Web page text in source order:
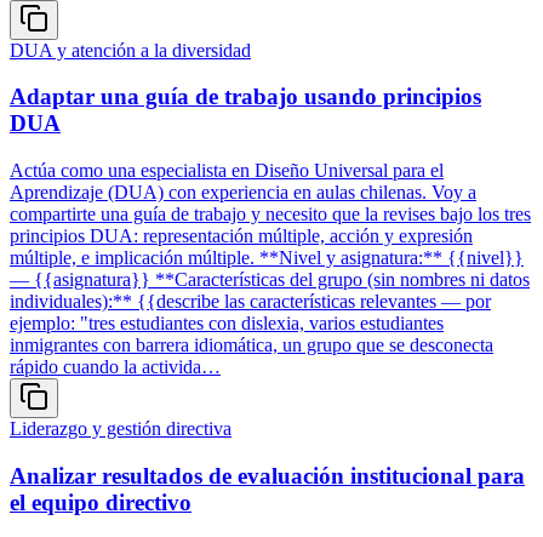
DUA y atención a la diversidad
Adaptar una guía de trabajo usando principios
DUA
Actúa como una especialista en Diseño Universal para el
Aprendizaje (DUA) con experiencia en aulas chilenas. Voy a
compartirte una guía de trabajo y necesito que la revises bajo los tres
principios DUA: representación múltiple, acción y expresión
múltiple, e implicación múltiple. **Nivel y asignatura:** {{nivel}}
— {{asignatura}} **Características del grupo (sin nombres ni datos
individuales):** {{describe las características relevantes — por
ejemplo: "tres estudiantes con dislexia, varios estudiantes
inmigrantes con barrera idiomática, un grupo que se desconecta
rápido cuando la activida…
Liderazgo y gestión directiva
Analizar resultados de evaluación institucional para
el equipo directivo